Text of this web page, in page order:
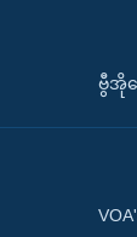
ဗွီအို